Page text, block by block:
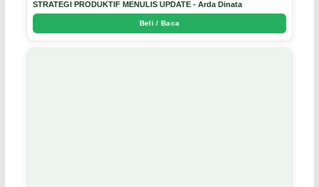
STRATEGI PRODUKTIF MENULIS UPDATE - Arda Dinata
Beli / Baca